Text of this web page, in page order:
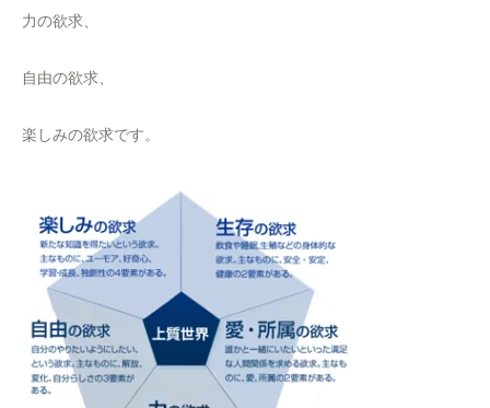
力の欲求、
自由の欲求、
楽しみの欲求です。